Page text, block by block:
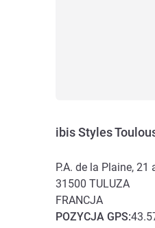
ibis Styles
P.A. de la Plaine,
31500 TULUZA
FRANCJA
POZYCJA GPS: